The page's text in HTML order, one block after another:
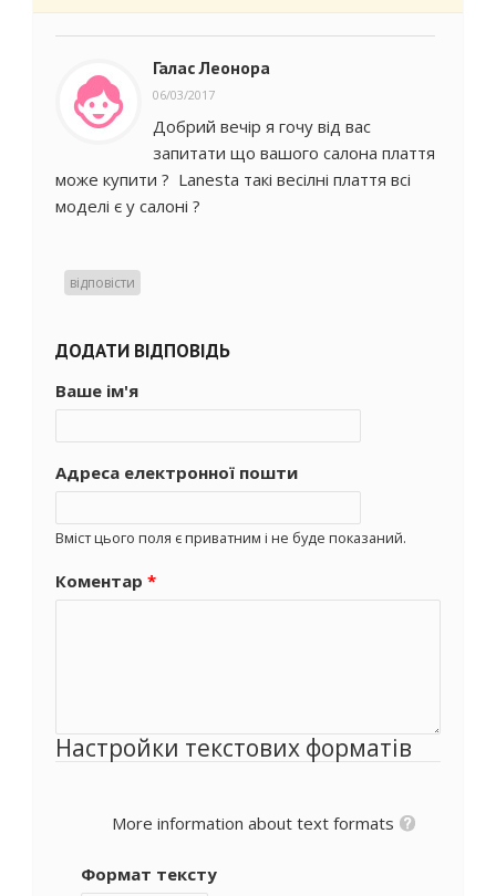
Галас Леонора
06/03/2017
Добрий вечір я гочу від вас
запитати що вашого салона плаття
може купити ? Lanesta такі весілні плаття всі
моделі є у салоні ?
відповісти
ДОДАТИ ВІДПОВІДЬ
Ваше ім'я
Адреса електронної пошти
Вміст цього поля є приватним і не буде показаний.
Коментар *
Настройки текстових форматів
More information about text formats
Формат тексту